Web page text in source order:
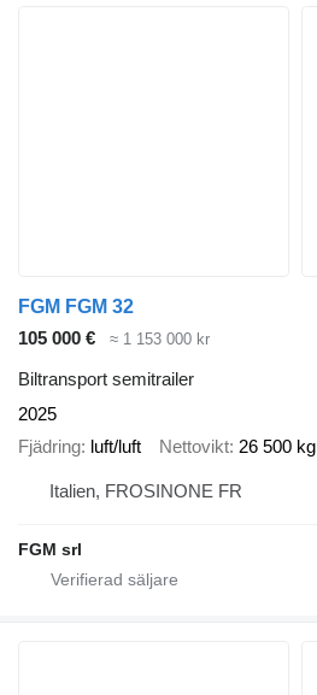
FGM FGM 32
105 000 €
≈ 1 153 000 kr
Biltransport semitrailer
2025
Fjädring luft/luft Nettovikt 26 500 kg
Italien, FROSINONE FR
FGM srl